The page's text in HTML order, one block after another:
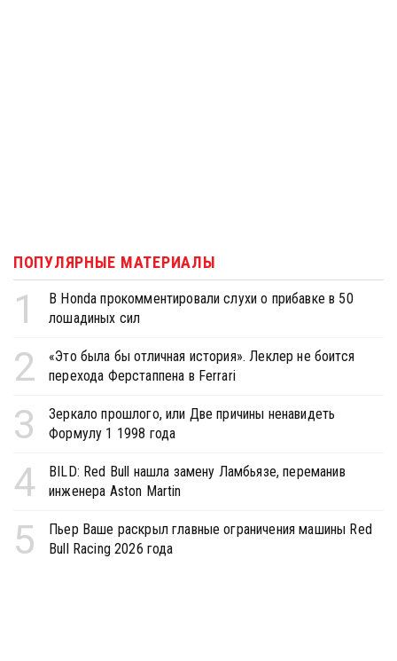
ПОПУЛЯРНЫЕ МАТЕРИАЛЫ
1
В Honda прокомментировали слухи о прибавке в 50
лошадиных сил
2
«Это была бы отличная история». Леклер не боится
перехода Ферстаппена в Ferrari
3
Зеркало прошлого, или Две причины ненавидеть
Формулу 1 1998 года
4
BILD: Red Bull нашла замену Ламбьязе, переманив
инженера Aston Martin
5
Пьер Ваше раскрыл главные ограничения машины Red
Bull Racing 2026 года